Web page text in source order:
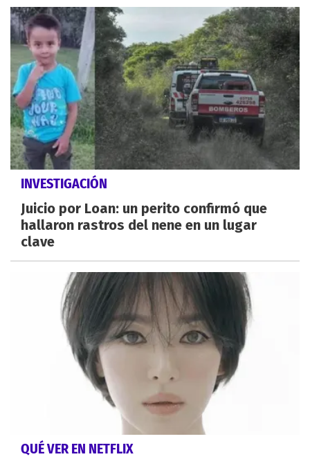
INVESTIGACIÓN
Juicio por Loan: un perito confirmó que
hallaron rastros del nene en un lugar
clave
QUÉ VER EN NETFLIX